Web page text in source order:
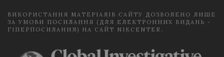
ВИКОРИСТАННЯ МАТЕРІАЛІВ САЙТУ ДОЗВОЛЕНО ЛИШЕ
ЗА УМОВИ ПОСИЛАННЯ (ДЛЯ ЕЛЕКТРОННИХ ВИДАНЬ -
ГІПЕРПОСИЛАННЯ) НА САЙТ NIKCENTER.